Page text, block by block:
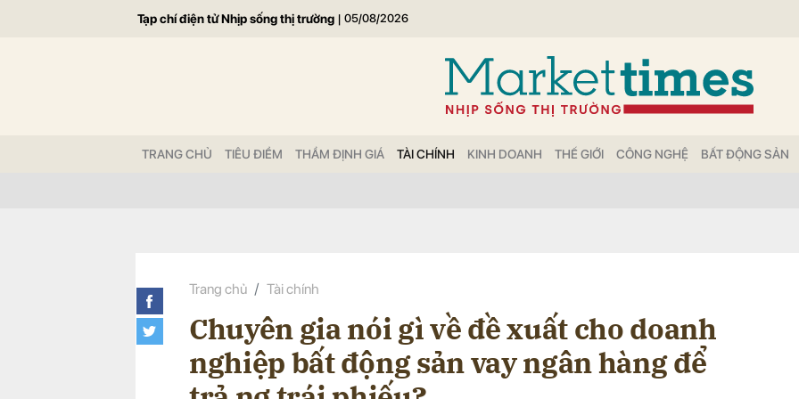
Tạp chí điện tử Nhịp sống thị trường | 05/08/2026
TRANG CHỦ TIÊU ĐIỂM THẨM ĐỊNH GIÁ TÀI CHÍNH KINH DOANH THẾ GIỚI CÔNG NGHỆ BẤT ĐỘNG SẢN
Trang chủ Tài chính
Chuyên gia nói gì về đề xuất cho doanh
nghiệp bất động sản vay ngân hàng để
Gửi bình luận